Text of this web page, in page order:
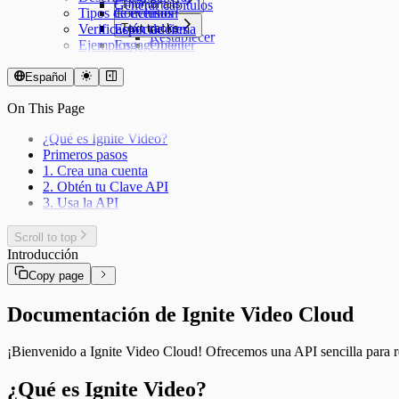
Thumbnails
Crear
Restablecer
Text tracks
Obtener
Conclusión
Espectadores
Engagement
Generar capítulos
Tipos de eventos
Verificación de firma
Ejemplos
Español
On This Page
¿Qué es Ignite Video?
Primeros pasos
1. Crea una cuenta
2. Obtén tu Clave API
3. Usa la API
Scroll to top
Introducción
Copy page
Documentación de Ignite Video Cloud
¡Bienvenido a Ignite Video Cloud! Ofrecemos una API sencilla para
¿Qué es Ignite Video?